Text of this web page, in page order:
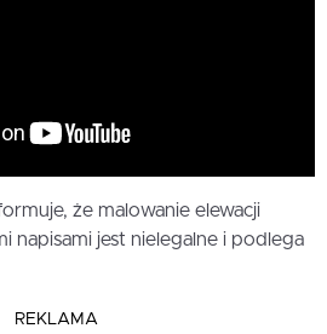
że malowanie elewacji
napisami jest nielegalne i podlega
REKLAMA